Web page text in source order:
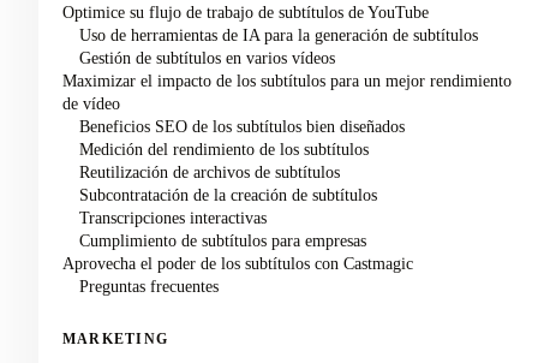
Optimice su flujo de trabajo de subtítulos de YouTube
Uso de herramientas de IA para la generación de subtítulos
Gestión de subtítulos en varios vídeos
Maximizar el impacto de los subtítulos para un mejor rendimiento
de vídeo
Beneficios SEO de los subtítulos bien diseñados
Medición del rendimiento de los subtítulos
Reutilización de archivos de subtítulos
Subcontratación de la creación de subtítulos
Transcripciones interactivas
Cumplimiento de subtítulos para empresas
Aprovecha el poder de los subtítulos con Castmagic
Preguntas frecuentes
MARKETING